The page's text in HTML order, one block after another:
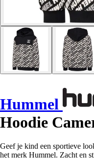
Hummel
Hoodie
Geef je kind een sportieve
het merk Hummel. Zacht en